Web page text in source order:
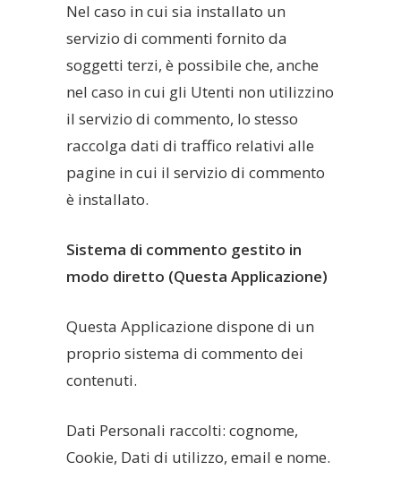
Nel caso in cui sia installato un
servizio di commenti fornito da
soggetti terzi, è possibile che, anche
nel caso in cui gli Utenti non utilizzino
il servizio di commento, lo stesso
raccolga dati di traffico relativi alle
pagine in cui il servizio di commento
è installato.
Sistema di commento gestito in
modo diretto (Questa Applicazione)
Questa Applicazione dispone di un
proprio sistema di commento dei
contenuti.
Dati Personali raccolti: cognome,
Cookie, Dati di utilizzo, email e nome.